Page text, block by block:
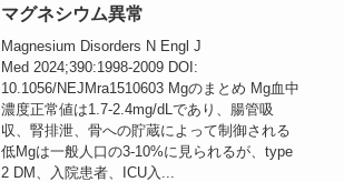
マグネシウム異常
Magnesium Disorders N Engl J
Med 2024;390:1998-2009 DOI:
10.1056/NEJMra1510603 Mgのまとめ Mg血中
濃度正常値は1.7-2.4mg/dLであり、腸管吸
収、腎排泄、骨への貯蔵によって制御される
低Mgは一般人口の3-10%に見られるが、type
2 DM、入院患者、ICU入...